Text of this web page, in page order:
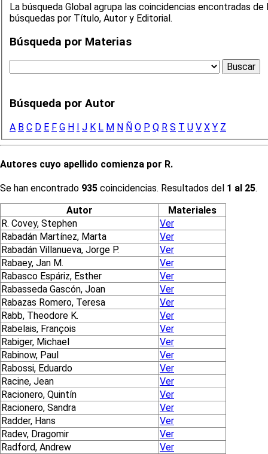
La búsqueda Global agrupa las coincidencias encontradas de
búsquedas por Título, Autor y Editorial.
Búsqueda por Materias
Búsqueda por Autor
A B C D E F G H I J K L M N Ñ O P Q R S T U V X Y Z
Autores cuyo apellido comienza por R.
Se han encontrado 935 coincidencias. Resultados del 1 al 25.
Autor
Materiales
R. Covey, Stephen
Ver
Rabadán Martínez, Marta
Ver
Rabadán Villanueva, Jorge P.
Ver
Rabaey, Jan M.
Ver
Rabasco Espáriz, Esther
Ver
Rabasseda Gascón, Joan
Ver
Rabazas Romero, Teresa
Ver
Rabb, Theodore K.
Ver
Rabelais, François
Ver
Rabiger, Michael
Ver
Rabinow, Paul
Ver
Rabossi, Eduardo
Ver
Racine, Jean
Ver
Racionero, Quintín
Ver
Racionero, Sandra
Ver
Radder, Hans
Ver
Radev, Dragomir
Ver
Radford, Andrew
Ver